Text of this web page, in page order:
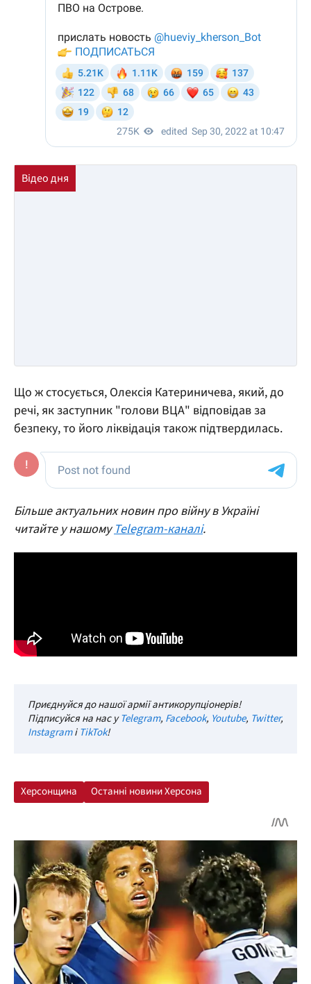
Що ж стосується, Олексія Катериничева, який, до
речі, як заступник "голови ВЦА" відповідав за
безпеку, то його ліквідація також підтвердилась.
Більше актуальних новин про війну в Україні
читайте у нашомуTelegram-каналі.
Приєднуйся до нашої армії антикорупціонерів!
Підписуйся на нас уTelegram, Facebook, Youtube, Twitter,
InstagramіTikTok!
Херсонщина Останні новини Херсона